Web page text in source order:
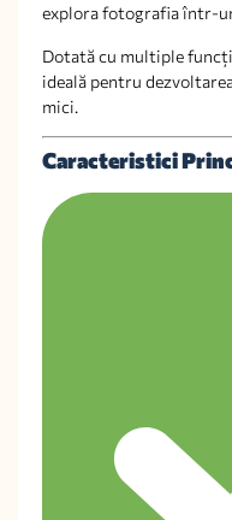
explora fotografia într-
Dotată cu multiple
ideală pentru
mici.
Caracteristici